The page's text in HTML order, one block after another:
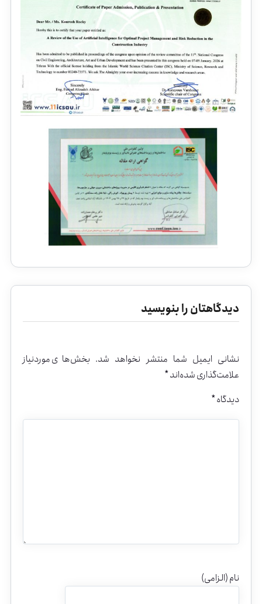
دیدگاهتان را بنویسید
نشانی ایمیل شما منتشر نخواهد شد. بخش‌های موردنیاز
علامت‌گذاری شده‌اند*
دیدگاه*
نام (الزامی)